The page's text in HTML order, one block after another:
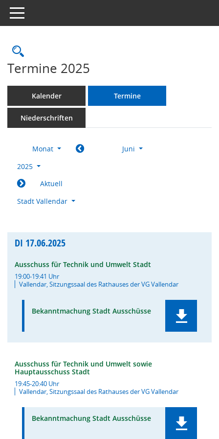
Toggle navigation
Rechercheauswahl
Termine 2025
Kalender Termine
Niederschriften
Monat
Juni
2025
Aktuell
Stadt Vallendar
DI 17.06.2025
Ausschuss für Technik und Umwelt Stadt
19:00-19:41 Uhr
Vallendar, Sitzungssaal des Rathauses der VG Vallendar
Bekanntmachung Stadt Ausschüsse
Ausschuss für Technik und Umwelt sowie
Hauptausschuss Stadt
19:45-20:40 Uhr
Vallendar, Sitzungssaal des Rathauses der VG Vallendar
Bekanntmachung Stadt Ausschüsse